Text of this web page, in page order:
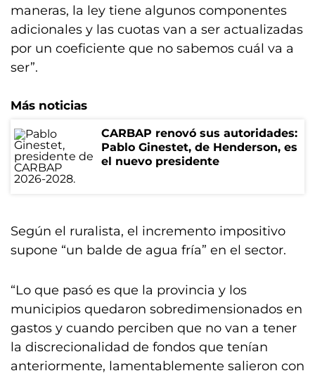
maneras, la ley tiene algunos componentes
adicionales y las cuotas van a ser actualizadas
por un coeficiente que no sabemos cuál va a
ser”.
Más noticias
CARBAP renovó sus autoridades:
Pablo Ginestet, de Henderson, es
el nuevo presidente
Según el ruralista, el incremento impositivo
supone “un balde de agua fría” en el sector.
“Lo que pasó es que la provincia y los
municipios quedaron sobredimensionados en
gastos y cuando perciben que no van a tener
la discrecionalidad de fondos que tenían
anteriormente, lamentablemente salieron con